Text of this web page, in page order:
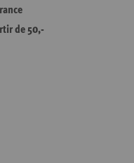
de 50,-